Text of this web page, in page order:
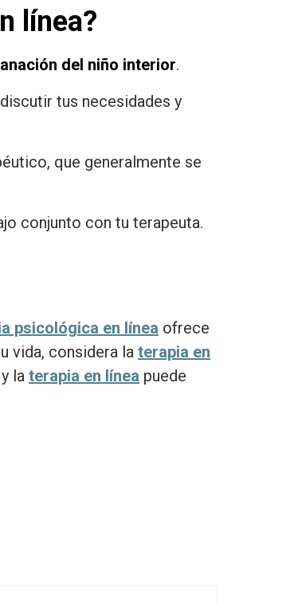
línea?
del niño interior.
tus necesidades y
que generalmente se
conjunto con tu terapeuta.
psicológica en línea ofrece
vida, considera la terapia en
la terapia en línea puede